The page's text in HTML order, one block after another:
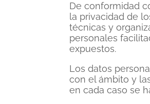
De conformidad
la privacidad de
técnicas y
personales
expuestos.
Los datos
con el ámbito y
en cada caso se